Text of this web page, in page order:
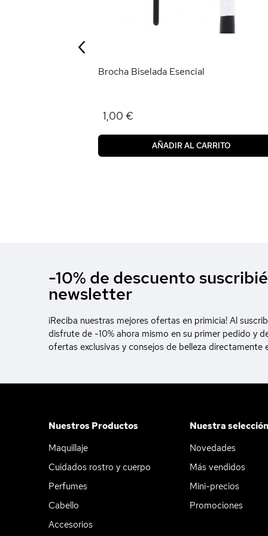
Brocha Biselada Esencial
1,00 €
AÑADIR AL CARRITO
‹
-10% de descuento
newsletter
¡Reciba nuestras mejores ofertas en primicia! Al
disfrute de -10% ahora mismo en su primer pedido y
ofertas exclusivas y consejos de belleza directamente
Nuestros Productos
Maquillaje
Cuidados rostro y cuerpo
Perfumes
Cabello
Accesorios
Nuestra
Novedades
Más vendidos
Mini-precios
Promociones